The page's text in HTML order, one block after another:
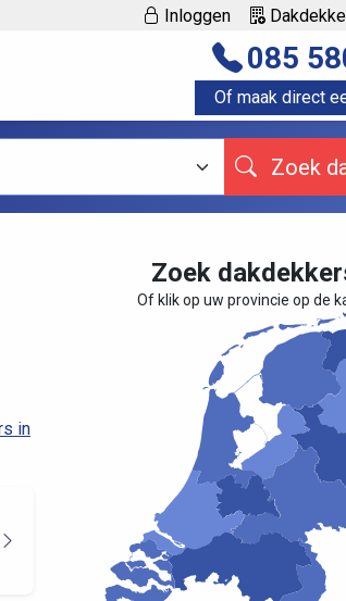
Inloggen
085
Of maak direct
in
Zoek
Of klik op uw provincie op de